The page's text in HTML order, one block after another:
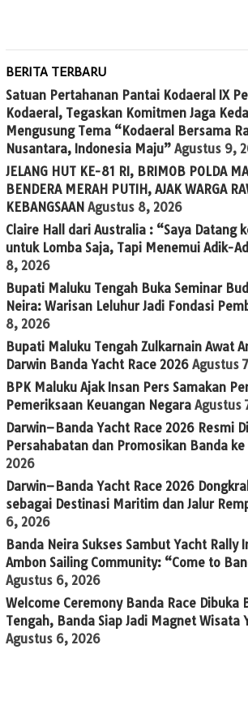
BERITA TERBARU
Satuan Pertahanan Pantai Kodaeral IX
Kodaeral, Tegaskan Komitmen Jaga
Mengusung Tema “Kodaeral Bersama
Nusantara, Indonesia Maju” Agustus 9,
JELANG HUT KE-81 RI, BRIMOB POLDA
BENDERA MERAH PUTIH, AJAK WARGA
KEBANGSAAN Agustus 8, 2026
Claire Hall dari Australia : “Saya Datang
untuk Lomba Saja, Tapi Menemui Adik-
8, 2026
Bupati Maluku Tengah Buka Seminar
Neira: Warisan Leluhur Jadi Fondasi
8, 2026
Bupati Maluku Tengah Zulkarnain Awat
Darwin Banda Yacht Race 2026 Agustus
BPK Maluku Ajak Insan Pers Samakan
Pemeriksaan Keuangan Negara Agustus
Darwin–Banda Yacht Race 2026 Resmi
Persahabatan dan Promosikan Banda ke
2026
Darwin–Banda Yacht Race 2026
sebagai Destinasi Maritim dan Jalur
6, 2026
Banda Neira Sukses Sambut Yacht Rally
Ambon Sailing Community: “Come to
Agustus 6, 2026
Welcome Ceremony Banda Race Dibuka
Tengah, Banda Siap Jadi Magnet Wisata
Agustus 6, 2026